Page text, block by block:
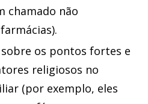
chamado não
os pontos fortes e
religiosos no
(por exemplo, eles